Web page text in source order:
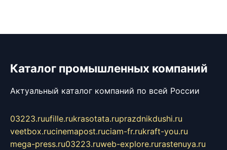
Каталог промышленных компаний
Актуальный каталог компаний по всей России
03223.ruufille.rukrasotata.ruprazdnikdushi.ru
veetbox.rucinemapost.ruciam-fr.rukraft-you.ru
mega-press.ru03223.ruweb-explore.rurastenuya.ru